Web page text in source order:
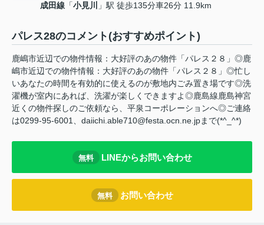
成田線 「小見川 」駅 徒歩135分車26分 11.9km
パレス28のコメント(おすすめポイント)
鹿嶋市近辺での物件情報：大好評のあの物件「パレス２８」◎鹿
嶋市近辺での物件情報：大好評のあの物件「パレス２８」◎忙し
いあなたの時間を有効的に使えるのが敷地内ごみ置き場です◎洗
濯機が室内にあれば、洗濯が楽しくできますよ◎鹿島線鹿島神宮
近くの物件探しのご依頼なら、平泉コーポレーションへ◎ご連絡
は0299-95-6001、daiichi.able710@festa.ocn.ne.jpまで(*^_^*)
無料 LINEからお問い合わせ
無料 お問い合わせ